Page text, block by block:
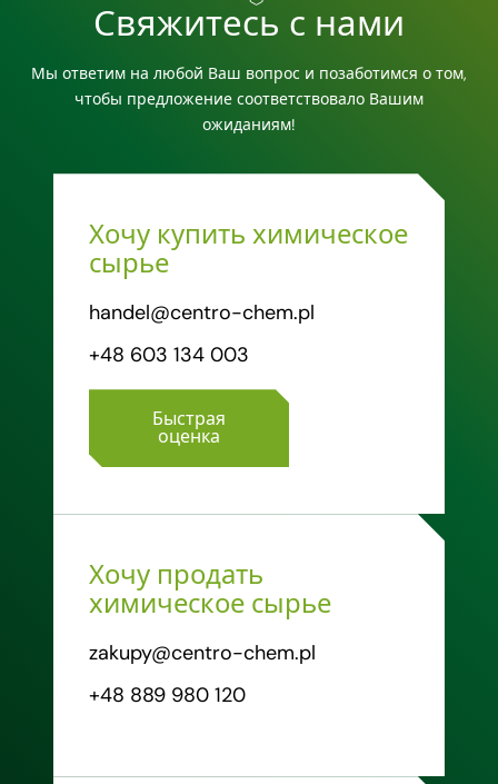
Свяжитесь с нами
Мы ответим на любой Ваш вопрос и позаботимся о том,
чтобы предложение соответствовало Вашим
ожиданиям!
Хочу купить химическое
сырье
handel@centro-chem.pl
+48 603 134 003
Быстрая
оценка
Хочу продать
химическое сырье
zakupy@centro-chem.pl
+48 889 980 120